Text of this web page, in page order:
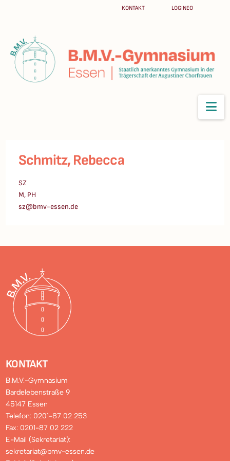
KONTAKT LOGINEO
Schmitz, Rebecca
SZ
M, PH
sz@bmv-essen.de
KONTAKT
B.M.V.-Gymnasium
Bardelebenstraße 9
45147 Essen
Telefon: 0201-87 02 253
Fax: 0201-87 02 222
E-Mail (Sekretariat):
sekretariat@bmv-essen.de